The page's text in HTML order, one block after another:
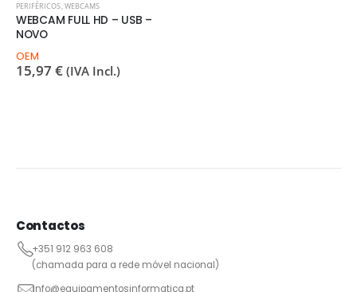
PERIFÉRICOS,WEBCAMS
WEBCAM FULL HD – USB –
NOVO
OEM
15,97 € (IVA Incl.)
Contactos
+351 912 963 608
(chamada para a rede móvel nacional)
info@equipamentosinformatica.pt